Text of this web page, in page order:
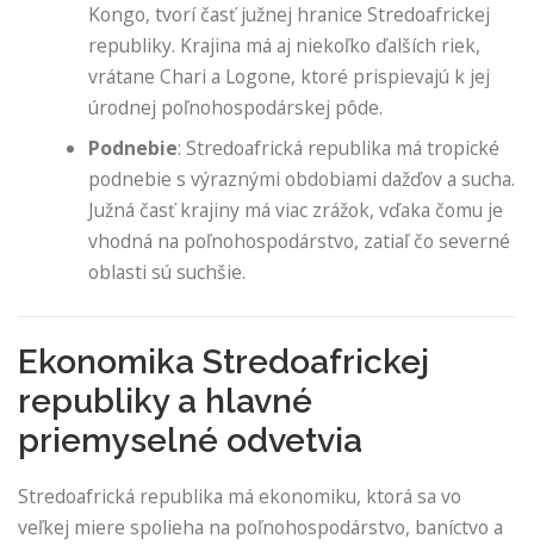
Kongo, tvorí časť južnej hranice Stredoafrickej
republiky. Krajina má aj niekoľko ďalších riek,
vrátane Chari a Logone, ktoré prispievajú k jej
úrodnej poľnohospodárskej pôde.
Podnebie: Stredoafrická republika má tropické
podnebie s výraznými obdobiami dažďov a sucha.
Južná časť krajiny má viac zrážok, vďaka čomu je
vhodná na poľnohospodárstvo, zatiaľ čo severné
oblasti sú suchšie.
Ekonomika Stredoafrickej
republiky a hlavné
priemyselné odvetvia
Stredoafrická republika má ekonomiku, ktorá sa vo
veľkej miere spolieha na poľnohospodárstvo, baníctvo a